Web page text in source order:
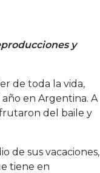
y
de toda la vida,
en Argentina. A
del baile y
de sus vacaciones,
tiene en